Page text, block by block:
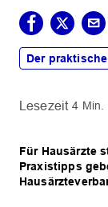
Der
4 Min.
Für Hausärzte
Praxistipps